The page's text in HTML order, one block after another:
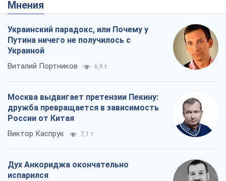
Мнения
Украинский парадокс, или Почему у
Путина ничего не получилось с
Украиной
Виталий Портников 6,9 т.
Москва выдвигает претензии Пекину:
дружба превращается в зависимость
России от Китая
Виктор Каспрук 7,1 т.
Дух Анкориджа окончательно
испарился